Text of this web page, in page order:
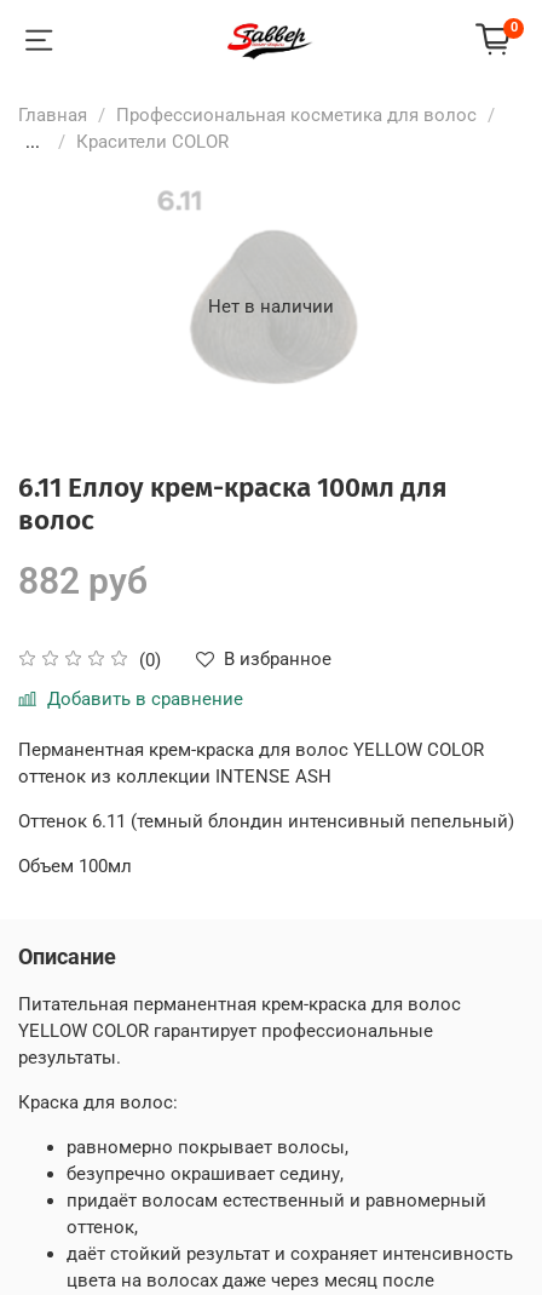
0
Главная
Профессиональная косметика для волос
...
Красители COLOR
Нет в наличии
6.11 Еллоу крем-краска 100мл для
волос
(0)
В избранное
Добавить в сравнение
882 руб
Перманентная крем-краска для волос YELLOW COLOR
оттенок из коллекции INTENSE ASH
Оттенок 6.11 (темный блондин интенсивный пепельный)
Объем 100мл
Описание
Питательная перманентная крем-краска для волос
YELLOW COLOR гарантирует профессиональные
результаты.
Краска для волос:
равномерно покрывает волосы,
безупречно окрашивает седину,
придаёт волосам естественный и равномерный
оттенок,
даёт стойкий результат и сохраняет интенсивность
цвета на волосах даже через месяц после